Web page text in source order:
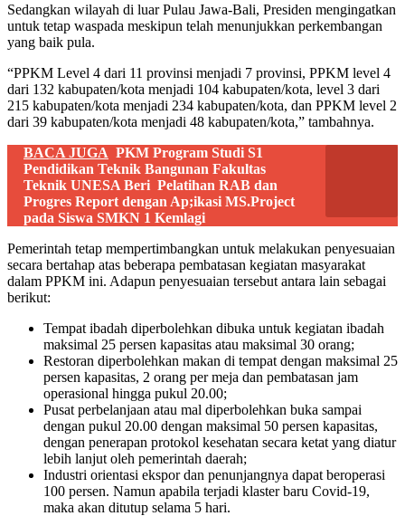
Sedangkan wilayah di luar Pulau Jawa-Bali, Presiden mengingatkan
untuk tetap waspada meskipun telah menunjukkan perkembangan
yang baik pula.
“PPKM Level 4 dari 11 provinsi menjadi 7 provinsi, PPKM level 4
dari 132 kabupaten/kota menjadi 104 kabupaten/kota, level 3 dari
215 kabupaten/kota menjadi 234 kabupaten/kota, dan PPKM level 2
dari 39 kabupaten/kota menjadi 48 kabupaten/kota,” tambahnya.
BACA JUGA PKM Program Studi S1
Pendidikan Teknik Bangunan Fakultas
Teknik UNESA Beri Pelatihan RAB dan
Progres Report dengan Ap;ikasi MS.Project
pada Siswa SMKN 1 Kemlagi
Pemerintah tetap mempertimbangkan untuk melakukan penyesuaian
secara bertahap atas beberapa pembatasan kegiatan masyarakat
dalam PPKM ini. Adapun penyesuaian tersebut antara lain sebagai
berikut:
Tempat ibadah diperbolehkan dibuka untuk kegiatan ibadah
maksimal 25 persen kapasitas atau maksimal 30 orang;
Restoran diperbolehkan makan di tempat dengan maksimal 25
persen kapasitas, 2 orang per meja dan pembatasan jam
operasional hingga pukul 20.00;
Pusat perbelanjaan atau mal diperbolehkan buka sampai
dengan pukul 20.00 dengan maksimal 50 persen kapasitas,
dengan penerapan protokol kesehatan secara ketat yang diatur
lebih lanjut oleh pemerintah daerah;
Industri orientasi ekspor dan penunjangnya dapat beroperasi
100 persen. Namun apabila terjadi klaster baru Covid-19,
maka akan ditutup selama 5 hari.